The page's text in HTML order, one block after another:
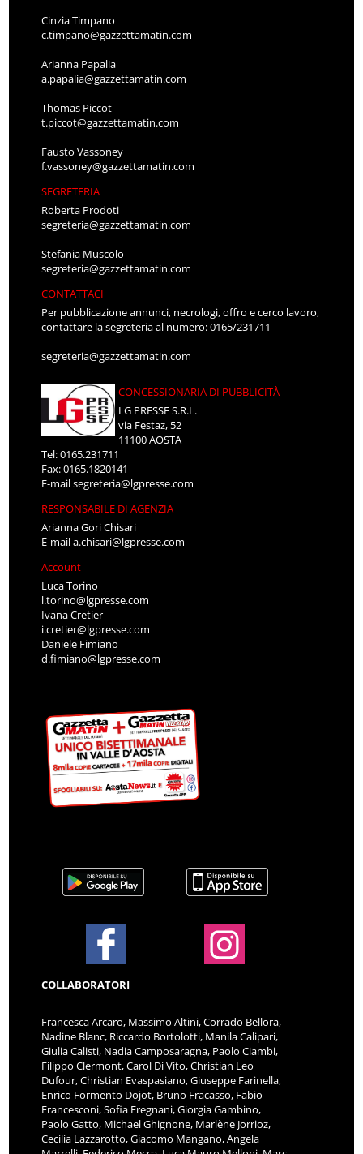
Cinzia Timpano
c.timpano@gazzettamatin.com
Arianna Papalia
a.papalia@gazzettamatin.com
Thomas Piccot
t.piccot@gazzettamatin.com
Fausto Vassoney
f.vassoney@gazzettamatin.com
SEGRETERIA
Roberta Prodoti
segreteria@gazzettamatin.com
Stefania Muscolo
segreteria@gazzettamatin.com
CONTATTACI
Per pubblicazione annunci, necrologi, offro e cerco lavoro,
contattare la segreteria al numero: 0165/231711
segreteria@gazzettamatin.com
CONCESSIONARIA DI PUBBLICITÀ
LG PRESSE S.R.L.
via Festaz, 52
11100 AOSTA
Tel: 0165.231711
Fax: 0165.1820141
E-mailsegreteria@lgpresse.com
RESPONSABILE DI AGENZIA
Arianna Gori Chisari
E-maila.chisari@lgpresse.com
Account
Luca Torino
l.torino@lgpresse.com
Ivana Cretier
i.cretier@lgpresse.com
Daniele Fimiano
d.fimiano@lgpresse.com
COLLABORATORI
Francesca Arcaro, Massimo Altini, Corrado Bellora,
Nadine Blanc, Riccardo Bortolotti, Manila Calipari,
Giulia Calisti, Nadia Camposaragna, Paolo Ciambi,
Filippo Clermont, Carol Di Vito, Christian Leo
Dufour, Christian Evaspasiano, Giuseppe Farinella,
Enrico Formento Dojot, Bruno Fracasso, Fabio
Francesconi, Sofia Fregnani, Giorgia Gambino,
Paolo Gatto, Michael Ghignone, Marlène Jorrioz,
Cecilia Lazzarotto, Giacomo Mangano, Angela